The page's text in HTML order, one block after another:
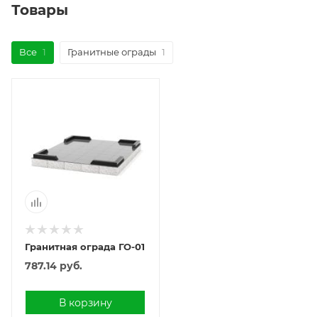
Товары
Все 1 Гранитные ограды 1
Гранитная ограда ГО-01
787.14 руб.
В корзину